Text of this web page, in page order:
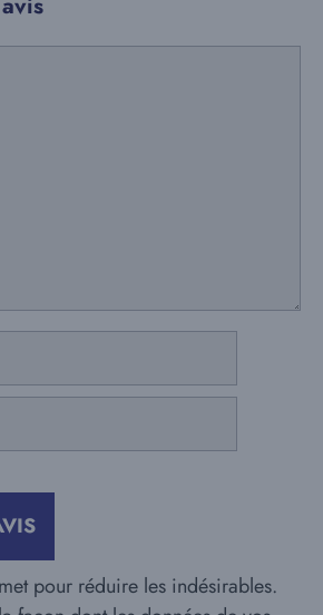
pour réduire les indésirables.